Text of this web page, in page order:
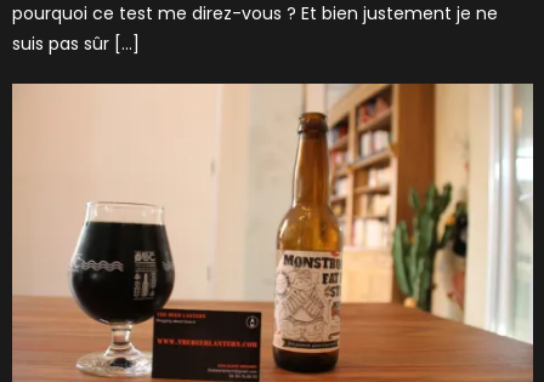
pourquoi ce test me direz-vous ? Et bien justement je ne
suis pas sûr […]